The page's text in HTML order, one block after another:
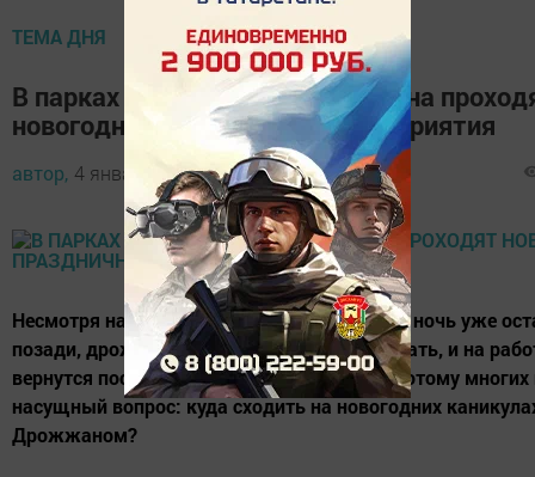
ТЕМА ДНЯ
В парках Дрожжановского района
новогодние праздничные мероприятия
автор, 4 января 2018 - 15:36
Несмотря на то, что волшебная новогодняя ночь уже
позади, дрожжановцы продолжают отдыхать, и на
вернутся после восьмого января. Именно потому многих
насущный вопрос: куда сходить на новогодних
Дрожжаном?